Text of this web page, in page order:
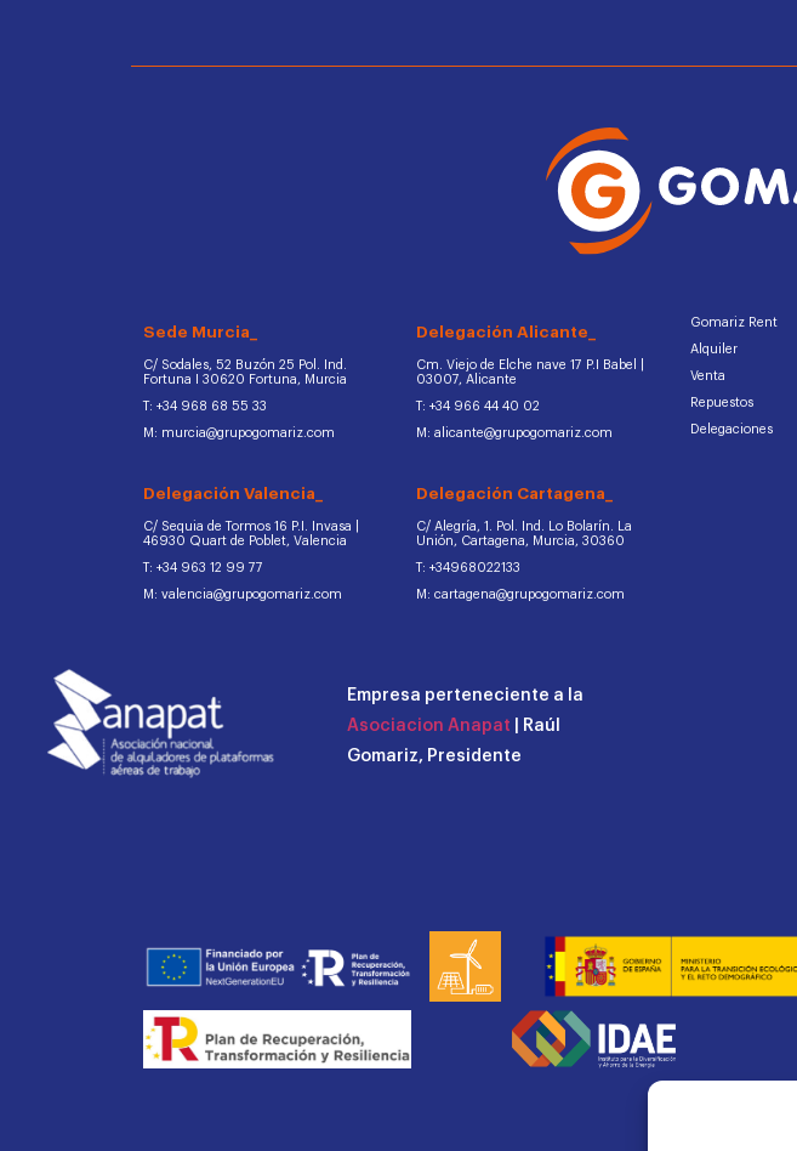
Sede Murcia_
C/ Sodales, 52 Buzón 25 Pol. Ind.
Fortuna I 30620 Fortuna, Murcia
T: +34 968 68 55 33
M: murcia@grupogomariz.com
Delegación Valencia_
C/ Sequia de Tormos 16 P.I. Invasa |
46930 Quart de Poblet, Valencia
T: +34 963 12 99 77
M: valencia@grupogomariz.com
Delegación Alicante_
Cm. Viejo de Elche nave 17 P.I Babel |
03007, Alicante
T: +34 966 44 40 02
M: alicante@grupogomariz.com
Delegación Cartagena_
C/ Alegría, 1. Pol. Ind. Lo Bolarín. La
Unión, Cartagena, Murcia, 30360
T: +34968022133
M: cartagena@grupogomariz.com
Gomariz Rent
Alquiler
Venta
Repuestos
Delegaciones
Empresa perteneciente a la
Asociacion Anapat | Raúl
Gomariz, Presidente